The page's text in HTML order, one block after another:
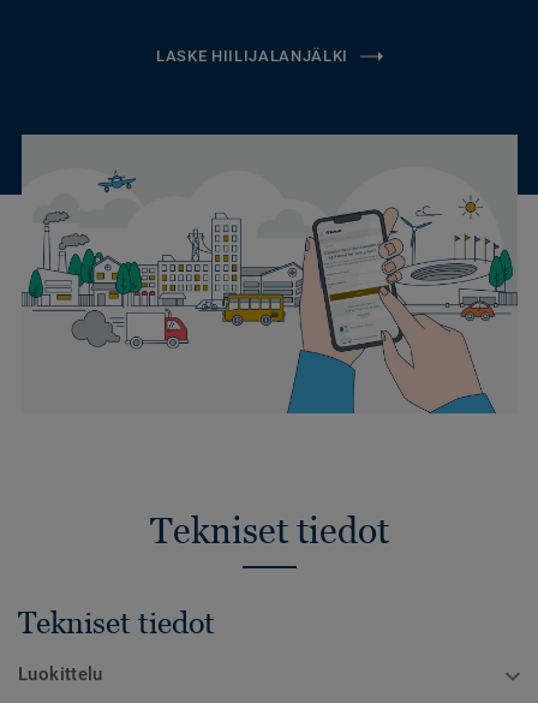
LASKE HIILIJALANJÄLKI
Tekniset tiedot
Tekniset tiedot
Luokittelu